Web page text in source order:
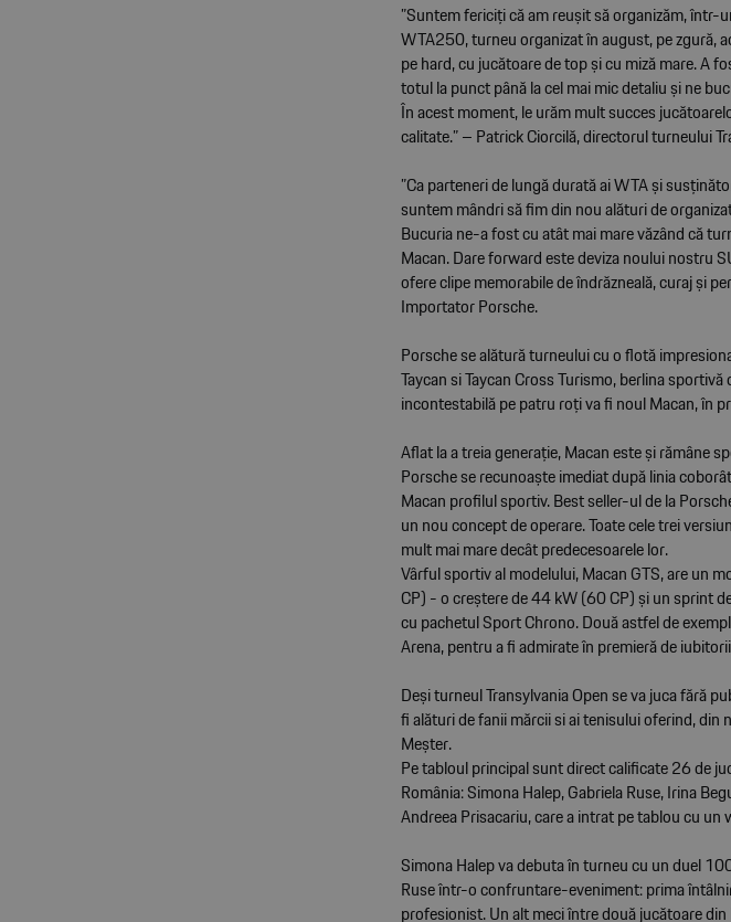
”Suntem fericiți că am reușit să organizăm,
WTA250, turneu organizat în august, pe zgură,
pe hard, cu jucătoare de top și cu miză mare. A
totul la punct până la cel mai mic detaliu și ne
În acest moment, le urăm mult succes
calitate.” – Patrick Ciorcilă, directorul turneului
”Ca parteneri de lungă durată ai WTA și
suntem mândri să fim din nou alături de
Bucuria ne-a fost cu atât mai mare văzând că
Macan. Dare forward este deviza noului nostru
ofere clipe memorabile de îndrăzneală, curaj și
Importator Porsche.
Porsche se alătură turneului cu o flotă
Taycan si Taycan Cross Turismo, berlina
incontestabilă pe patru roți va fi noul Macan, în
Aflat la a treia generație, Macan este și rămâne
Porsche se recunoaște imediat după linia
Macan profilul sportiv. Best seller-ul de la
un nou concept de operare. Toate cele trei
mult mai mare decât predecesoarele lor.
Vârful sportiv al modelului, Macan GTS, are un
CP) - o creștere de 44 kW (60 CP) și un sprint
cu pachetul Sport Chrono. Două astfel de
Arena, pentru a fi admirate în premieră de
Deși turneul Transylvania Open se va juca fără
fi alături de fanii mărcii si ai tenisului oferind,
Meșter.
Pe tabloul principal sunt direct calificate 26 de
România: Simona Halep, Gabriela Ruse, Irina
Andreea Prisacariu, care a intrat pe tablou cu un
Simona Halep va debuta în turneu cu un duel
Ruse într-o confruntare-eveniment: prima
profesionist. Un alt meci între două jucătoare